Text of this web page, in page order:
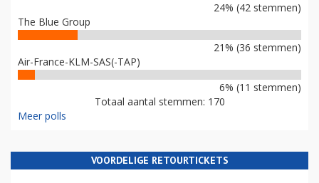
24% (42 stemmen)
The Blue Group
21% (36 stemmen)
Air-France-KLM-SAS(-TAP)
6% (11 stemmen)
Totaal aantal stemmen: 170
Meer polls
VOORDELIGE RETOURTICKETS